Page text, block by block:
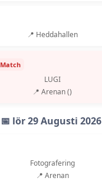
📍 Heddahallen
Match
LUGI
📍 Arenan ()
📅 lör 29 Augusti 2026
Fotografering
📍 Arenan